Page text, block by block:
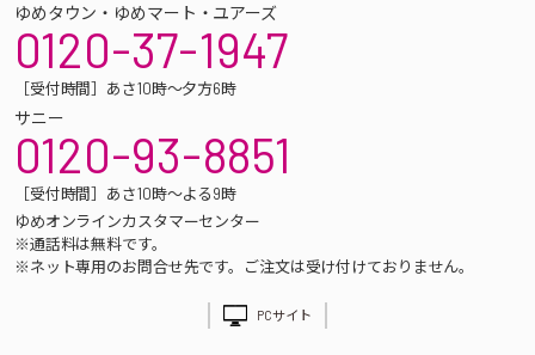
ゆめタウン・ゆめマート・ユアーズ
0120-37-1947
［受付時間］あさ10時～夕方6時
サニー
0120-93-8851
［受付時間］あさ10時～よる9時
ゆめオンラインカスタマーセンター
※通話料は無料です。
※ネット専用のお問合せ先です。ご注文は受け付けておりません。
PCサイト